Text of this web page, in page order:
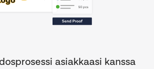
asiakkaasi kanssa